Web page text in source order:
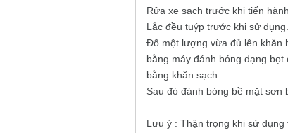
Rửa xe sạch trước khi tiến
Lắc đều tuýp trước khi sử dụng.
Đổ một lượng vừa đủ lên khăn
bằng máy đánh bóng dạng
bằng khăn sạch.
Sau đó đánh bóng bề mặt sơn
Lưu ý : Thận trọng khi sử